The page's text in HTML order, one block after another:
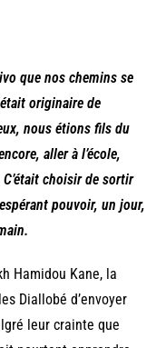
que nos chemins se
originaire de
nous étions fils du
aller à l’école,
choisir de sortir
pouvoir, un jour,
Hamidou Kane, la
Diallobé d’envoyer
leur crainte que